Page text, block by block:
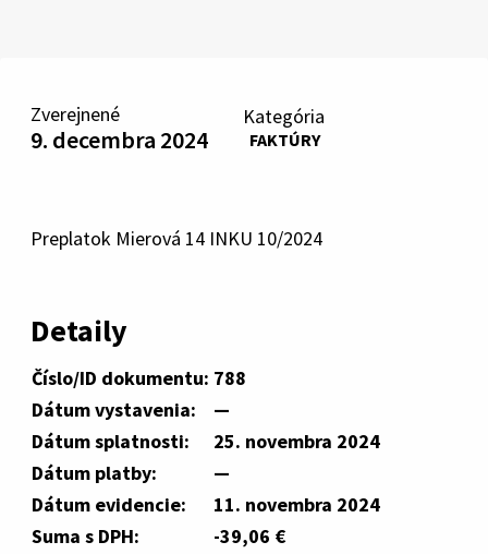
Zverejnené
9. decembra 2024
Kategória
FAKTÚRY
Preplatok Mierová 14 INKU 10/2024
Detaily
Číslo/ID dokumentu: 788
Dátum vystavenia:
—
Dátum splatnosti:
25. novembra 2024
Dátum platby:
—
Dátum evidencie:
11. novembra 2024
Suma s DPH:
-39,06 €